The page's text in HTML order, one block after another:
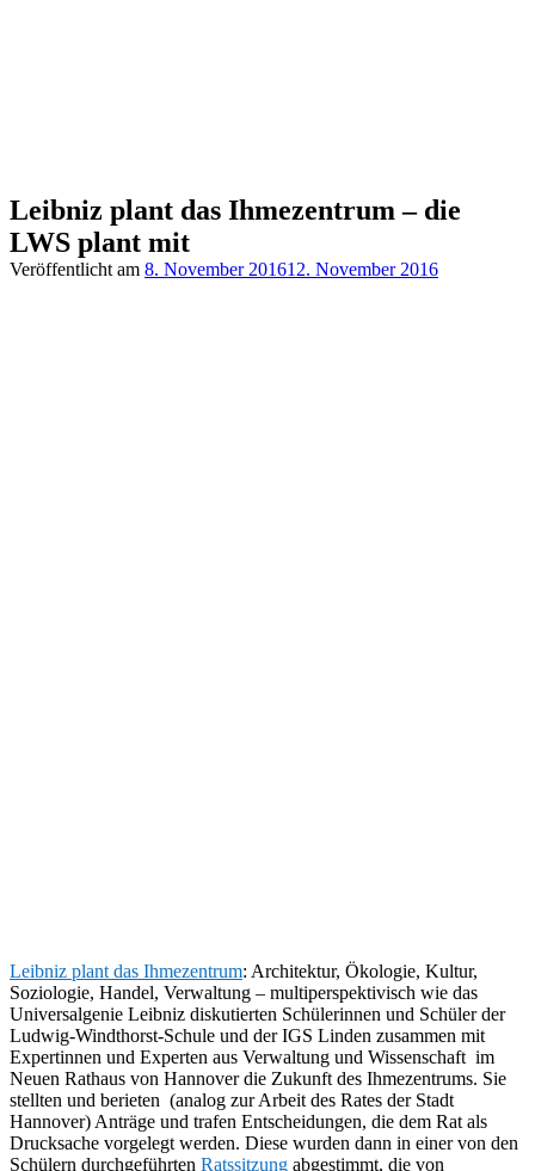
Leibniz plant das Ihmezentrum – die
LWS plant mit
Veröffentlicht am 8. November 201612. November 2016
Leibniz plant das Ihmezentrum: Architektur, Ökologie, Kultur,
Soziologie, Handel, Verwaltung – multiperspektivisch wie das
Universalgenie Leibniz diskutierten Schülerinnen und Schüler der
Ludwig-Windthorst-Schule und der IGS Linden zusammen mit
Expertinnen und Experten aus Verwaltung und Wissenschaft im
Neuen Rathaus von Hannover die Zukunft des Ihmezentrums. Sie
stellten und berieten (analog zur Arbeit des Rates der Stadt
Hannover) Anträge und trafen Entscheidungen, die dem Rat als
Drucksache vorgelegt werden. Diese wurden dann in einer von den
Schülern durchgeführten Ratssitzung abgestimmt, die von